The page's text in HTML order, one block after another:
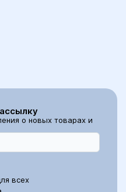
о новых товарах и
всех